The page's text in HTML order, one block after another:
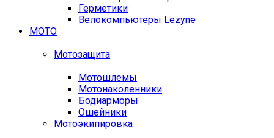
Герметики
Велокомпьютеры Lezyne
МОТО
Мотозащита
Мотошлемы
Мотонаколенники
Бодиарморы
Ошейники
Мотоэкипировка